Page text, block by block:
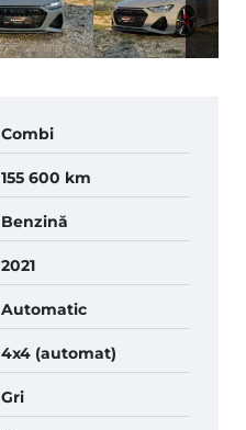
Combi
155 600 km
Benzină
2021
Automatic
4x4 (automat)
Gri